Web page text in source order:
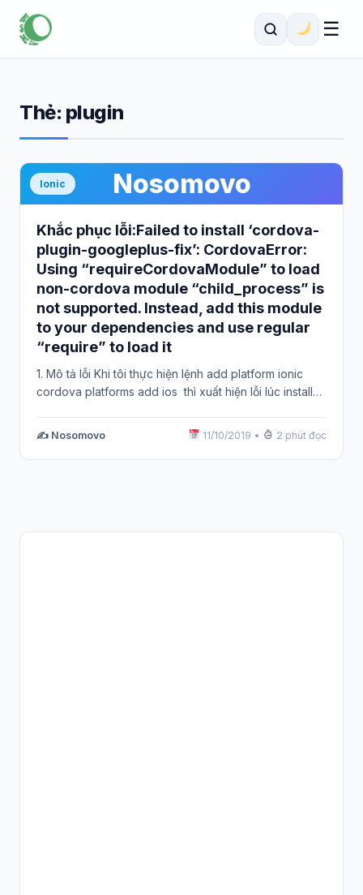
☰
Thẻ: plugin
Nosomovo
Ionic
Khắc phục lỗi:Failed to install ‘cordova-
plugin-googleplus-fix’: CordovaError:
Using “requireCordovaModule” to load
non-cordova module “child_process” is
not supported. Instead, add this module
to your dependencies and use regular
“require” to load it
1. Mô tả lỗi Khi tôi thực hiện lệnh add platform ionic
cordova platforms add ios thì xuất hiện lỗi lúc install…
✍️ Nosomovo 11/10/2019 • 2 phút đọc